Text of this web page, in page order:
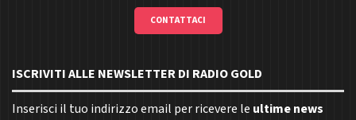
CONTATTACI
ISCRIVITI ALLE NEWSLETTER DI RADIO GOLD
Inserisci il tuo indirizzo email per ricevere le ultime news